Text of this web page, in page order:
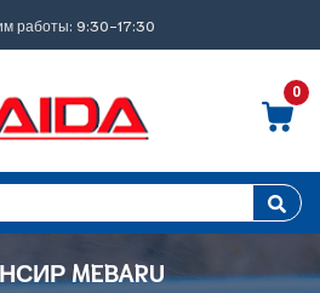
работы: 9:30-17:30
0
MEBARU